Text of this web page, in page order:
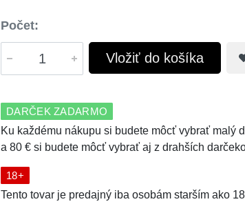
Počet:
Vložiť do košíka
DARČEK ZADARMO
Ku každému nákupu si budete môcť vybrať malý
a 80 € si budete môcť vybrať aj z drahších
18+
Tento tovar je predajný iba osobám starším ako